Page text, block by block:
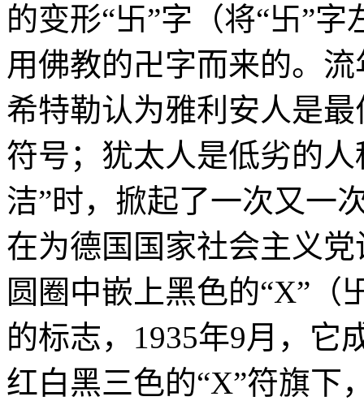
的变形“卐”字（将“卐”
用佛教的卍字而来的。
希特勒认为雅利安人是
符号；犹太人是低劣的
洁”时，掀起了一次又一
在为德国国家社会主义
圆圈中嵌上黑色的“X”（
的标志，1935年9月，它
红白黑三色的“X”符旗下